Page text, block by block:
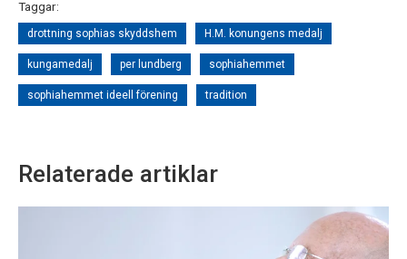
Taggar:
drottning sophias skyddshem H.M. konungens medalj
kungamedalj per lundberg sophiahemmet
sophiahemmet ideell förening tradition
Relaterade artiklar